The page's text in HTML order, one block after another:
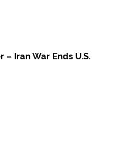
Iran War Ends U.S.